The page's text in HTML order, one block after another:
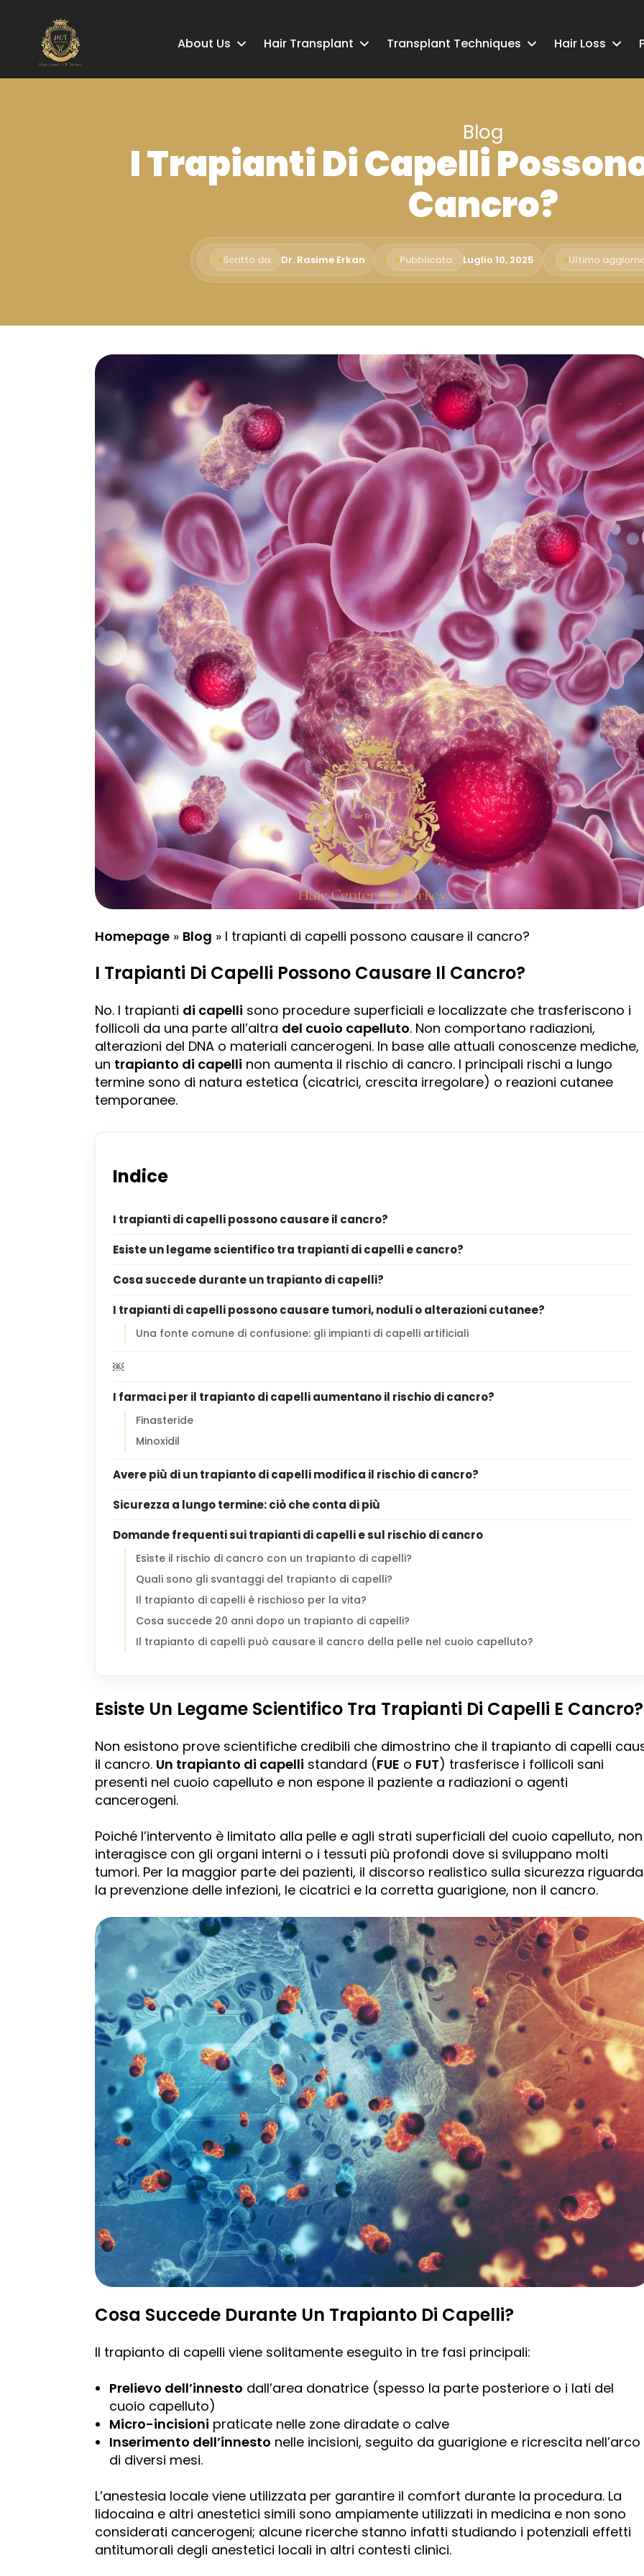
About Us Hair Transplant Transplant Techniques Hair Loss
Blog
I Trapianti Di Capelli
Cancro?
Scritto da: Dr. Rasime Erkan Pubblicato: Luglio 10, 2025 Ultimo
Homepage » Blog » I trapianti di capelli possono causare il cancro?
I Trapianti Di Capelli Possono Causare Il Cancro?
No. I trapianti di capelli sono procedure superficiali e localizzate che trasferiscono i
follicoli da una parte all’altra del cuoio capelluto. Non comportano radiazioni,
alterazioni del DNA o materiali cancerogeni. In base alle attuali conoscenze mediche,
un trapianto di capelli non aumenta il rischio di cancro. I principali rischi a lungo
termine sono di natura estetica (cicatrici, crescita irregolare) o reazioni cutanee
temporanee.
Indice
I trapianti di capelli possono causare il cancro?
Esiste un legame scientifico tra trapianti di capelli e cancro?
Cosa succede durante un trapianto di capelli?
I trapianti di capelli possono causare tumori, noduli o alterazioni cutanee?
Una fonte comune di confusione: gli impianti di capelli artificiali
￼
I farmaci per il trapianto di capelli aumentano il rischio di cancro?
Finasteride
Minoxidil
Avere più di un trapianto di capelli modifica il rischio di cancro?
Sicurezza a lungo termine: ciò che conta di più
Domande frequenti sui trapianti di capelli e sul rischio di cancro
Esiste il rischio di cancro con un trapianto di capelli?
Quali sono gli svantaggi del trapianto di capelli?
Il trapianto di capelli è rischioso per la vita?
Cosa succede 20 anni dopo un trapianto di capelli?
Il trapianto di capelli può causare il cancro della pelle nel cuoio capelluto?
Esiste Un Legame Scientifico Tra Trapianti Di Capelli E Cancro?
Non esistono prove scientifiche credibili che dimostrino che il trapianto di capelli
il cancro. Un trapianto di capelli standard (FUE o FUT) trasferisce i follicoli sani
presenti nel cuoio capelluto e non espone il paziente a radiazioni o agenti
cancerogeni.
Poiché l’intervento è limitato alla pelle e agli strati superficiali del cuoio capelluto, non
interagisce con gli organi interni o i tessuti più profondi dove si sviluppano molti
tumori. Per la maggior parte dei pazienti, il discorso realistico sulla sicurezza riguarda
la prevenzione delle infezioni, le cicatrici e la corretta guarigione, non il cancro.
Cosa Succede Durante Un Trapianto Di Capelli?
Il trapianto di capelli viene solitamente eseguito in tre fasi principali:
Prelievo dell’innesto dall’area donatrice (spesso la parte posteriore o i lati del
cuoio capelluto)
Micro-incisioni praticate nelle zone diradate o calve
Inserimento dell’innesto nelle incisioni, seguito da guarigione e ricrescita nell’arco
di diversi mesi.
L’anestesia locale viene utilizzata per garantire il comfort durante la procedura. La
lidocaina e altri anestetici simili sono ampiamente utilizzati in medicina e non sono
considerati cancerogeni; alcune ricerche stanno infatti studiando i potenziali effetti
antitumorali degli anestetici locali in altri contesti clinici.